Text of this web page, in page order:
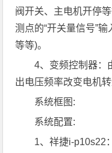
阀开关、主电机开停
测点的“开关量信号”
等等)。
4、变频控制器：
出电压频率改变电机
系统框图:
系统配置:
1、祥捷i-p10s22